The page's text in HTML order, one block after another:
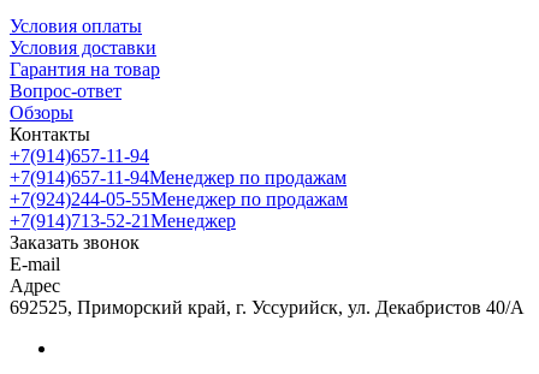
Условия оплаты
Условия доставки
Гарантия на товар
Вопрос-ответ
Обзоры
Контакты
+7(914)657-11-94
+7(914)657-11-94Менеджер по продажам
+7(924)244-05-55Менеджер по продажам
+7(914)713-52-21Менеджер
Заказать звонок
E-mail
Адрес
692525, Приморский край, г. Уссурийск, ул. Декабристов 40/А